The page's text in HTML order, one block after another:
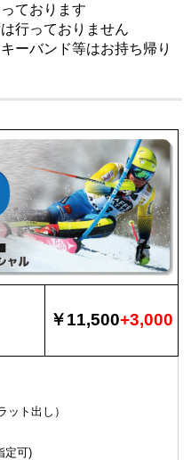
ております
行っておりません
ーバンド等はお持ち帰り
￥11,500+3,000
ト出し）
定可)